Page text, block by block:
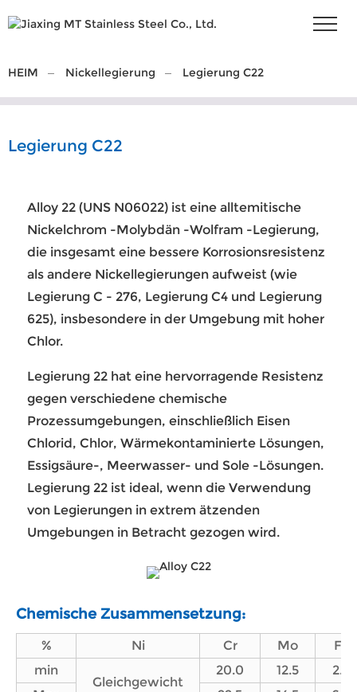
HEIM Nickellegierung Legierung C22
Legierung C22
Alloy 22 (UNS N06022) ist eine alltemitische
Nickelchrom -Molybdän -Wolfram -Legierung,
die insgesamt eine bessere Korrosionsresistenz
als andere Nickellegierungen aufweist (wie
Legierung C - 276, Legierung C4 und Legierung
625), insbesondere in der Umgebung mit hoher
Chlor.
Legierung 22 hat eine hervorragende Resistenz
gegen verschiedene chemische
Prozessumgebungen, einschließlich Eisen
Chlorid, Chlor, Wärmekontaminierte Lösungen,
Essigsäure-, Meerwasser- und Sole -Lösungen.
Legierung 22 ist ideal, wenn die Verwendung
von Legierungen in extrem ätzenden
Umgebungen in Betracht gezogen wird.
Chemische Zusammensetzung:
% Ni Cr Mo
Fe
min
Gleichgewicht
20.0 12.5
2.0